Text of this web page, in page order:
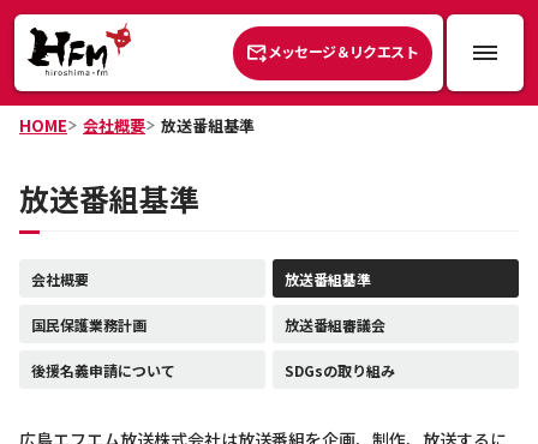
メッセージ＆リクエスト
HOME 会社概要 放送番組基準
放送番組基準
会社概要 放送番組基準
国民保護業務計画 放送番組審議会
後援名義申請について SDGsの取り組み
広島エフエム放送株式会社は放送番組を企画、制作、放送するに